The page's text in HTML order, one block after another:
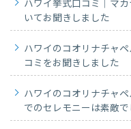
ハワイ挙式口コミ｜マ
いてお聞きしました
ハワイのコオリナチャ
コミをお聞きしました
ハワイのコオリナチャ
でのセレモニーは素敵で